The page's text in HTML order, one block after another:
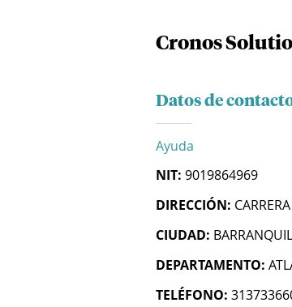
Cronos
Datos de
Ayuda
NIT: 9019864969
DIRECCIÓN:
CIUDAD:
DEPARTAMENTO:
TELÉFONO: